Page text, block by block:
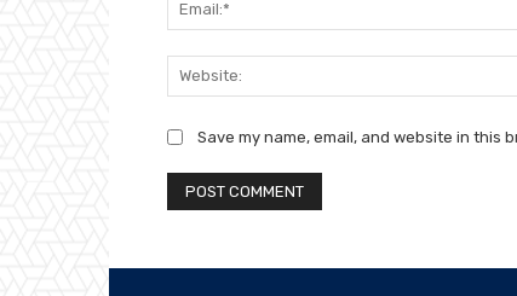
Save my name, email, and website in this